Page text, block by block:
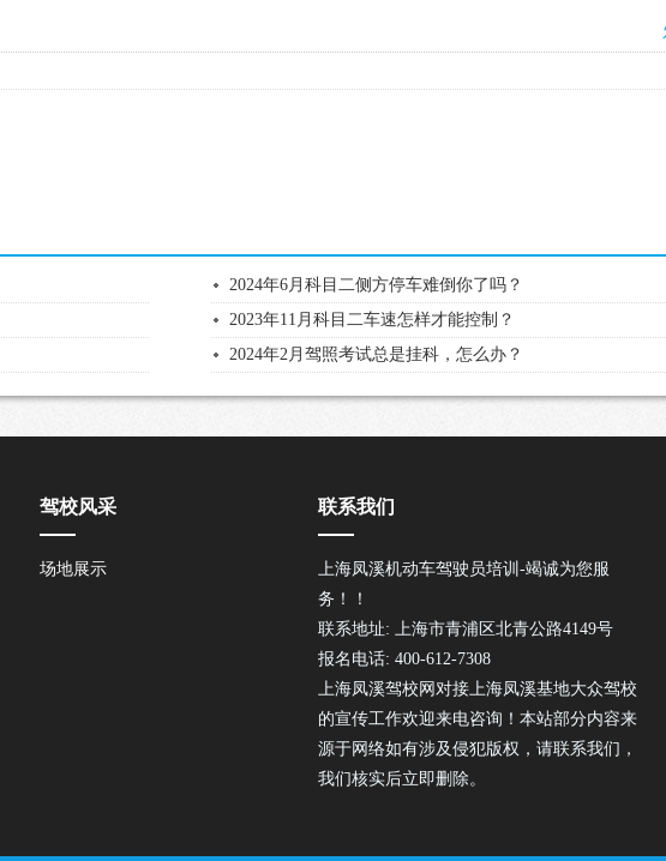
2024年6月科目二侧方停车难倒你了吗？
2023年11月科目二车速怎样才能控制？
2024年2月驾照考试总是挂科，怎么办？
驾校风采
场地展示
联系我们
上海凤溪机动车驾驶员培训-竭诚为您服
务！！
联系地址: 上海市青浦区北青公路4149号
报名电话: 400-612-7308
上海凤溪驾校网对接上海凤溪基地大众驾校
的宣传工作欢迎来电咨询！本站部分内容来
源于网络如有涉及侵犯版权，请联系我们，
我们核实后立即删除。